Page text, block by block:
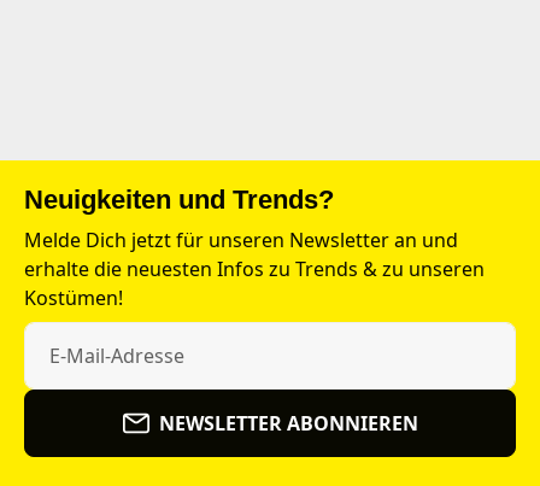
Neuigkeiten und Trends?
Melde Dich jetzt für unseren Newsletter an und
erhalte die neuesten Infos zu Trends & zu unseren
Kostümen!
NEWSLETTER ABONNIEREN